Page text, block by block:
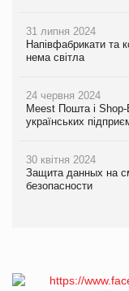
31 липня 2024
Напівфабрикати та
нема світла
24 червня 2024
Meest Пошта і
українських
30 квітня 2024
Защита данных на
безопасности